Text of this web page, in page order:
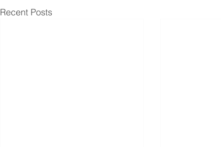
Recent Posts